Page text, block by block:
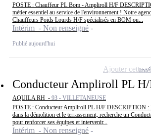
POSTE : Chauffeur PL Bom - Ampliroll H/F
métier essentiel au service de l'environnement ! Notre
Chauffeurs Poids Lourds H/F spécialisés en BOM ou...
Intérim - Non renseigné
Publié aujourd'hui
Conducteur Ampliroll PL
AQUILA RH - 93 - VILLETANEUSE
POSTE : Conducteur Ampliroll PL H/F DESCRIPTION :
dans la démolition et le terrassement, recherche un
pour renforcer ses équipes et intervenir...
Intérim - Non renseigné
Ajouter cette